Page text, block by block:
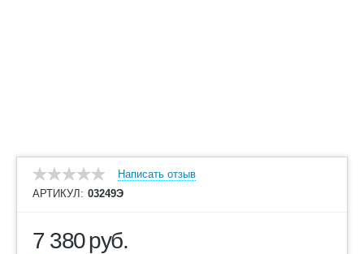
Написать отзыв
АРТИКУЛ: 03249Э
7 380руб.